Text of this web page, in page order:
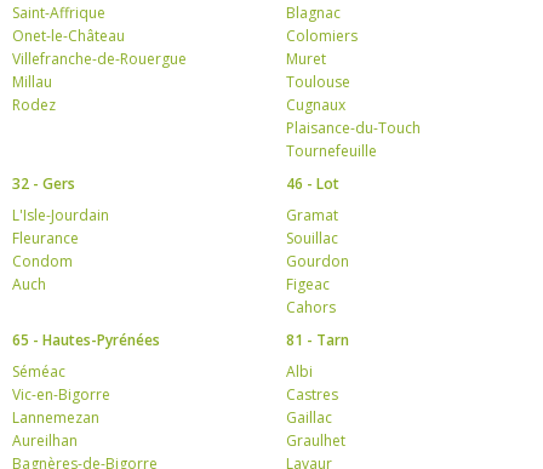
Saint-Affrique
Onet-le-Château
Villefranche-de-Rouergue
Millau
Rodez
Blagnac
Colomiers
Muret
Toulouse
Cugnaux
Plaisance-du-Touch
Tournefeuille
32 - Gers
L'Isle-Jourdain
Fleurance
Condom
Auch
46 - Lot
Gramat
Souillac
Gourdon
Figeac
Cahors
65 - Hautes-Pyrénées
Séméac
Vic-en-Bigorre
Lannemezan
Aureilhan
Bagnères-de-Bigorre
81 - Tarn
Albi
Castres
Gaillac
Graulhet
Lavaur